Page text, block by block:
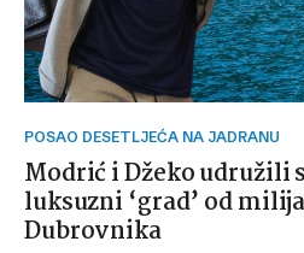
POSAO DESETLJEĆA NA JADRANU
Modrić i Džeko udružili
luksuzni ‘grad’ od
Dubrovnika